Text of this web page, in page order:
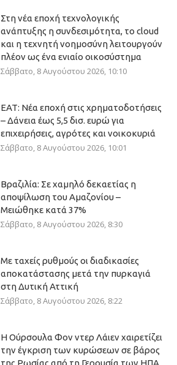
Στη νέα εποχή τεχνολογικής
ανάπτυξης η συνδεσιμότητα, το cloud
και η τεχνητή νοημοσύνη λειτουργούν
πλέον ως ένα ενιαίο οικοσύστημα
Σάββατο, 8 Αυγούστου 2026, 10:10
ΕΑΤ: Νέα εποχή στις χρηματοδοτήσεις
– Δάνεια έως 5,5 δισ. ευρώ για
επιχειρήσεις, αγρότες και νοικοκυριά
Σάββατο, 8 Αυγούστου 2026, 10:01
Βραζιλία: Σε χαμηλό δεκαετίας η
αποψίλωση του Αμαζονίου –
Μειώθηκε κατά 37%
Σάββατο, 8 Αυγούστου 2026, 8:30
Με ταχείς ρυθμούς οι διαδικασίες
αποκατάστασης μετά την πυρκαγιά
στη Δυτική Αττική
Σάββατο, 8 Αυγούστου 2026, 8:22
Η Ούρσουλα Φον ντερ Λάιεν χαιρετίζει
την έγκριση των κυρώσεων σε βάρος
της Ρωσίας από τη Γερουσία των ΗΠΑ